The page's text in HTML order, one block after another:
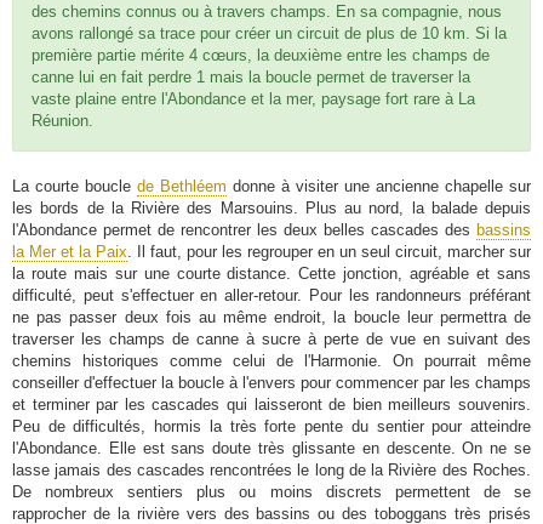
des chemins connus ou à travers champs. En sa compagnie, nous
avons rallongé sa trace pour créer un circuit de plus de 10 km. Si la
première partie mérite 4 cœurs, la deuxième entre les champs de
canne lui en fait perdre 1 mais la boucle permet de traverser la
vaste plaine entre l'Abondance et la mer, paysage fort rare à La
Réunion.
La courte boucle de Bethléem donne à visiter une ancienne chapelle sur
les bords de la Rivière des Marsouins. Plus au nord, la balade depuis
l'Abondance permet de rencontrer les deux belles cascades des bassins
la Mer et la Paix . Il faut, pour les regrouper en un seul circuit, marcher sur
la route mais sur une courte distance. Cette jonction, agréable et sans
difficulté, peut s'effectuer en aller-retour. Pour les randonneurs préférant
ne pas passer deux fois au même endroit, la boucle leur permettra de
traverser les champs de canne à sucre à perte de vue en suivant des
chemins historiques comme celui de l'Harmonie. On pourrait même
conseiller d'effectuer la boucle à l'envers pour commencer par les champs
et terminer par les cascades qui laisseront de bien meilleurs souvenirs.
Peu de difficultés, hormis la très forte pente du sentier pour atteindre
l'Abondance. Elle est sans doute très glissante en descente. On ne se
lasse jamais des cascades rencontrées le long de la Rivière des Roches.
De nombreux sentiers plus ou moins discrets permettent de se
rapprocher de la rivière vers des bassins ou des toboggans très prisés